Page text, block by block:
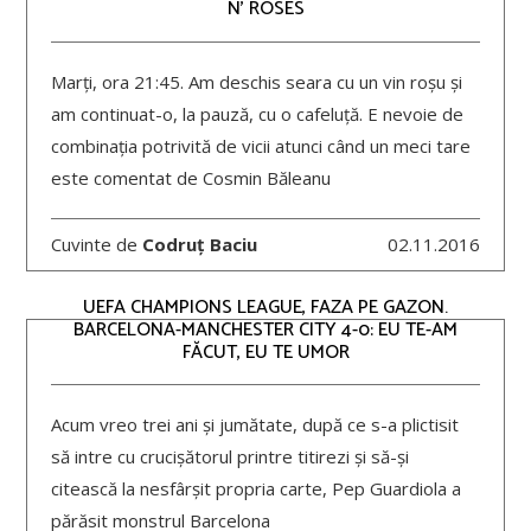
N’ ROSES
Marți, ora 21:45. Am deschis seara cu un vin roșu și
am continuat-o, la pauză, cu o cafeluță. E nevoie de
combinația potrivită de vicii atunci când un meci tare
este comentat de Cosmin Băleanu
Cuvinte de Codruț Baciu 02.11.2016
UEFA CHAMPIONS LEAGUE, FAZA PE GAZON.
BARCELONA-MANCHESTER CITY 4-0: EU TE-AM
FĂCUT, EU TE UMOR
Acum vreo trei ani și jumătate, după ce s-a plictisit
să intre cu crucișătorul printre titirezi și să-și
citească la nesfârșit propria carte, Pep Guardiola a
părăsit monstrul Barcelona